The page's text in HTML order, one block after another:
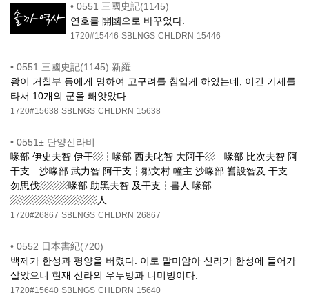
• 0551 三國史記(1145)
연호를 開國으로 바꾸었다.
1720#15446 SBLNGS CHLDRN 15446
• 0551 三國史記(1145) 新羅
왕이 거칠부 등에게 명하여 고구려를 침입케 하였는데, 이긴 기세를
타서 10개의 군을 빼앗았다.
1720#15638 SBLNGS CHLDRN 15638
• 0551± 단양신라비
喙部 伊史夫智 伊干▨┆喙部 西夫叱智 大阿干▨┆喙部 比次夫智 阿
干支┆沙喙部 武力智 阿干支┆鄒文村 幢主 沙喙部 噵設智及 干支┆
勿思伐▨▨▨喙部 助黑夫智 及干支┆書人 喙部
▨▨▨▨▨▨▨▨▨人
1720#26867 SBLNGS CHLDRN 26867
• 0552 日本書紀(720)
백제가 한성과 평양을 버렸다. 이로 말미암아 신라가 한성에 들어가
살았으니 현재 신라의 우두방과 니미방이다.
1720#15640 SBLNGS CHLDRN 15640